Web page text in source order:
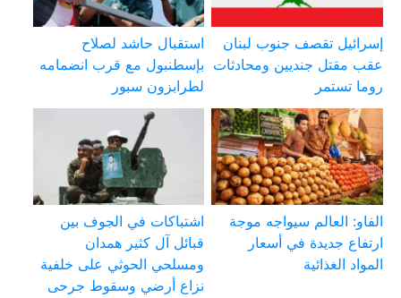
إسرائيل تقصف جنوب لبنان
عقب مقتل جنديين ومحادثات
روما تستمر
استقبال حاشد لصلاح
بإسطنبول مع قرب انضمامه
لطرابزون سبور
الفاو: العالم سيواجه موجة
ارتفاع جديدة في أسعار
المواد الغذائية
اشتباكات في الجوف بين
قبائل آل كثير همدان
ومسلحي الحوثي على خلفية
نزاع أرضي وسقوط جرحى